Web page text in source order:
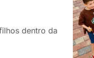
dentro da